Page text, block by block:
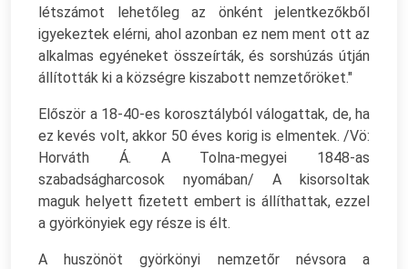
létszámot lehetőleg az önként jelentkezőkből
igyekeztek elérni, ahol azonban ez nem ment ott az
alkalmas egyéneket összeírták, és sorshúzás útján
állították ki a községre kiszabott nemzetőröket."
Először a 18-40-es korosztályból válogattak, de, ha
ez kevés volt, akkor 50 éves korig is elmentek. /Vö:
Horváth Á. A Tolna-megyei 1848-as
szabadságharcosok nyomában/ A kisorsoltak
maguk helyett fizetett embert is állíthattak, ezzel
a györkönyiek egy része is élt.
A huszönöt györkönyi nemzetőr névsora a